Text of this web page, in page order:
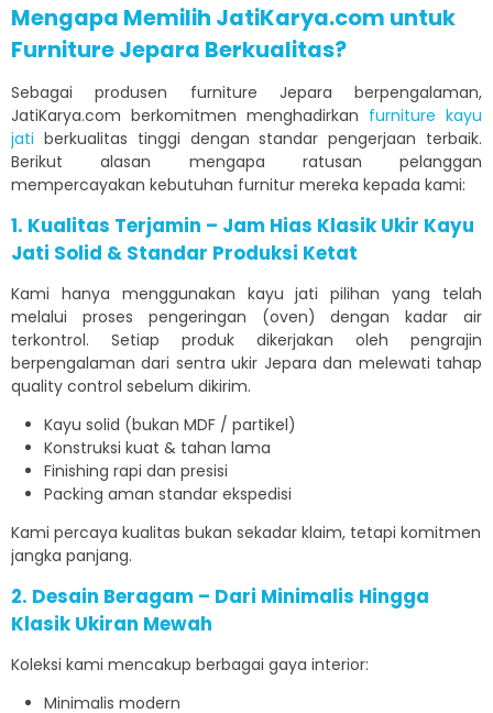
Mengapa Memilih JatiKarya.com untuk
Furniture Jepara Berkualitas?
Sebagai produsen furniture Jepara berpengalaman,
JatiKarya.com berkomitmen menghadirkan furniture kayu
jati berkualitas tinggi dengan standar pengerjaan terbaik.
Berikut alasan mengapa ratusan pelanggan
mempercayakan kebutuhan furnitur mereka kepada kami:
1. Kualitas Terjamin – Jam Hias Klasik Ukir Kayu
Jati Solid & Standar Produksi Ketat
Kami hanya menggunakan kayu jati pilihan yang telah
melalui proses pengeringan (oven) dengan kadar air
terkontrol. Setiap produk dikerjakan oleh pengrajin
berpengalaman dari sentra ukir Jepara dan melewati tahap
quality control sebelum dikirim.
Kayu solid (bukan MDF / partikel)
Konstruksi kuat & tahan lama
Finishing rapi dan presisi
Packing aman standar ekspedisi
Kami percaya kualitas bukan sekadar klaim, tetapi komitmen
jangka panjang.
2. Desain Beragam – Dari Minimalis Hingga
Klasik Ukiran Mewah
Koleksi kami mencakup berbagai gaya interior:
Minimalis modern